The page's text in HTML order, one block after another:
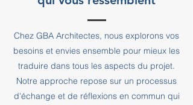
Chez GBA Architectes, nous explorons vos
besoins et envies ensemble pour mieux les
traduire dans tous les aspects du projet.
Notre approche repose sur un processus
d'échange et de réflexions en commun qui